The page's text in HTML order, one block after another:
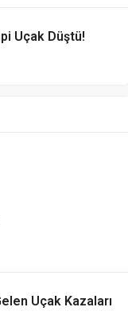
Uçak Düştü!
Uçak Kazaları